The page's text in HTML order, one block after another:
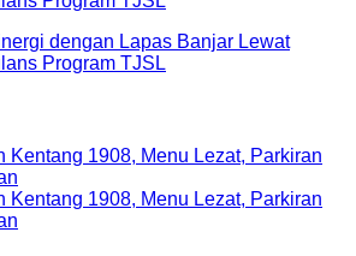
dengan Lapas Banjar Lewat
Program TJSL